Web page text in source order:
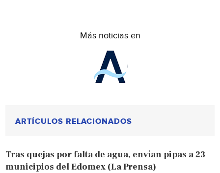
Más noticias en
ARTÍCULOS RELACIONADOS
Tras quejas por falta de agua, envían pipas a 23
municipios del Edomex (La Prensa)